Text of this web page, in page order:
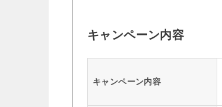
キャンペーン内容
キャンペーン内容